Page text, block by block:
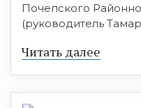
Почепского
(руководитель
Читать далее